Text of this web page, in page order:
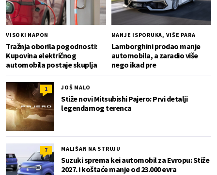
VISOKI NAPON
Tražnja oborila pogodnosti:
Kupovina električnog
automobila postaje skuplja
MANJE ISPORUKA, VIŠE PARA
Lamborghini prodao manje
automobila, a zaradio više
nego ikad pre
1 JOŠ MALO
Stiže novi Mitsubishi Pajero: Prvi detalji
legendarnog terenca
7 MALIŠAN NA STRUJU
Suzuki sprema kei automobil za Evropu: Stiže
2027. i koštaće manje od 23.000 evra